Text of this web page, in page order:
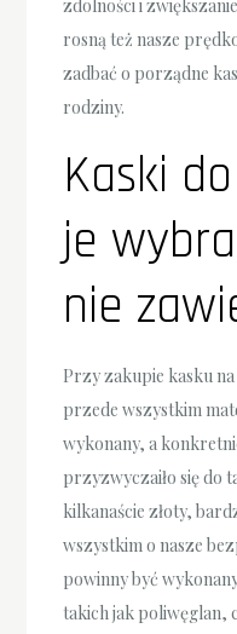
zdolności i
rosną też nasze
zadbać o porządne
rodziny.
Kaski
je
nie
Przy zakupie kasku
przede wszystkim
wykonany, a
przyzwyczaiło się do
kilkanaście złoty,
wszystkim o nasze
powinny być
takich jak poliwęglan,